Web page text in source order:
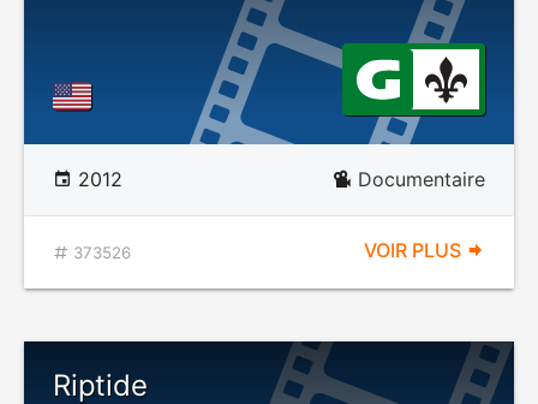
2012 Documentaire
373526 VOIR PLUS
Riptide